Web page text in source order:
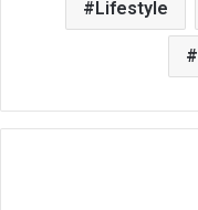
Lifestyle